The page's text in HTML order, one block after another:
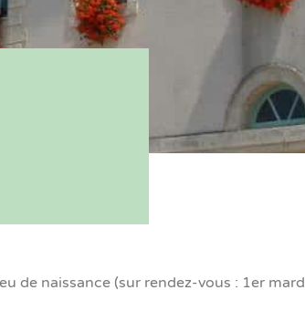
de naissance (sur rendez-vous : 1er